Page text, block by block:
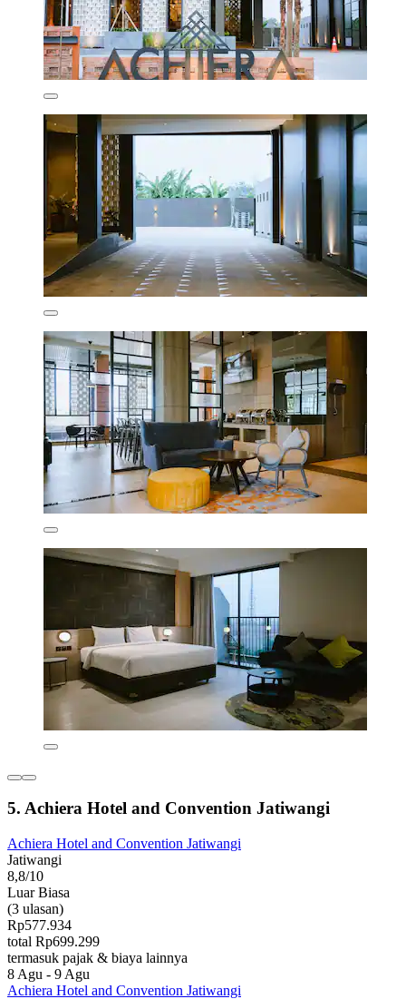
5. Achiera Hotel and Convention Jatiwangi
Achiera Hotel and Convention Jatiwangi
Jatiwangi
8,8/10
Luar Biasa
(3 ulasan)
Rp577.934
total Rp699.299
termasuk pajak & biaya lainnya
8 Agu - 9 Agu
Achiera Hotel and Convention Jatiwangi